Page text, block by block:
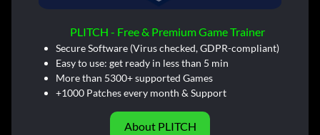
PLITCH - Free & Premium Game Trainer
Secure Software (Virus checked, GDPR-compliant)
Easy to use: get ready in less than 5 min
More than 5300+ supported Games
+1000 Patches every month & Support
About PLITCH